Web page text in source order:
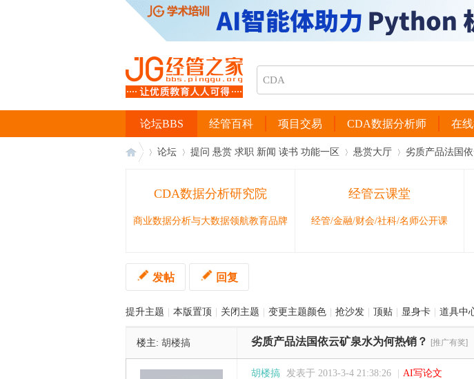
经管百科 项目交易 CDA数据分析师 在
论坛BBS
论坛 提问 悬赏 求职 新闻 读书 功能一区 悬赏大厅 劣质产品法国
CDA数据分析研究院
商业数据分析与大数据领航教育品牌
经管云课堂
经管/金融/财会/社科/名师公开课
发帖 回复
提升主题 本版置顶 关闭主题 变更主题颜色 抢沙发 顶贴 显身卡 道具中
楼主: 胡楼搞 劣质产品法国依云矿泉水为何热销？ [推广有奖]
胡楼搞 发表于 2013-3-4 21:38:26 AI写论文